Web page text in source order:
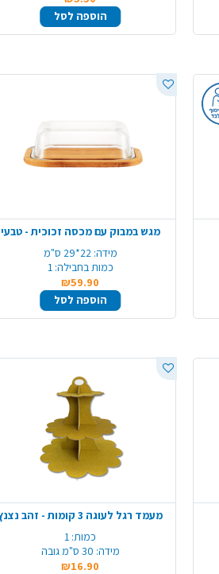
הוספה לסל
מגש במבוק עם מכסה זכוכית - טבעי
מידה: 22*29 ס"מ
כמות בחבילה: 1
₪59.90
הוספה לסל
מעמד רגל לעוגה 3 קומות - זהב נצנץ
כמות: 1
מידה: 30 ס"מ גובה
₪16.90